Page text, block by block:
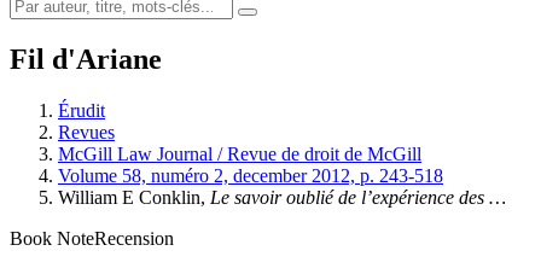
Fil d'Ariane
Érudit
Revues
McGill Law Journal / Revue de droit de McGill
Volume 58, numéro 2, december 2012, p. 243-518
William E Conklin, Le savoir oublié de l’expérience des …
Book NoteRecension